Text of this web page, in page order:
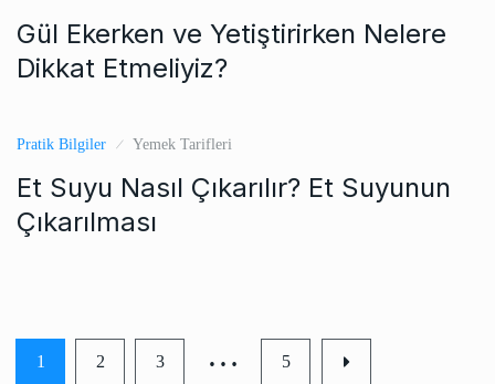
Gül Ekerken ve Yetiştirirken Nelere
Dikkat Etmeliyiz?
Pratik Bilgiler Yemek Tarifleri
Et Suyu Nasıl Çıkarılır? Et Suyunun
Çıkarılması
1 2 3 … 5